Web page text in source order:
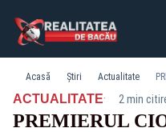
Acasă Știri Actualitate
ACTUALITATE· 2 min
PREMIERUL